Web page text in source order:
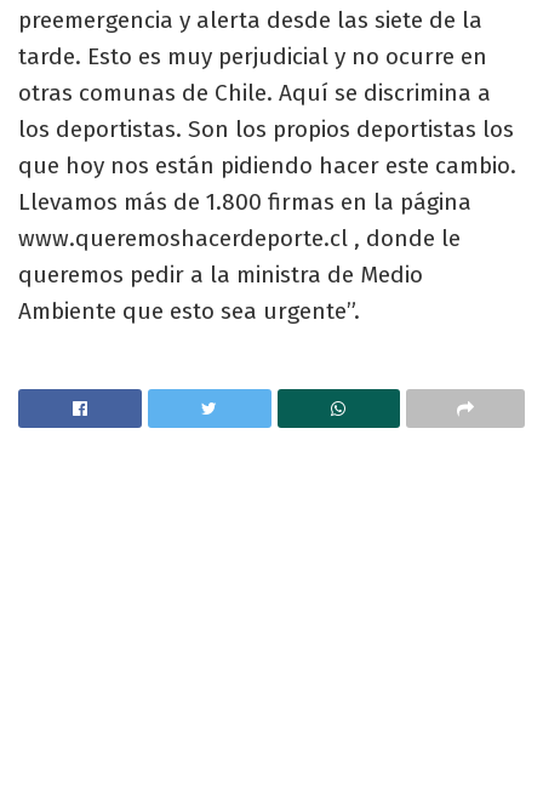
preemergencia y alerta desde las siete de la
tarde. Esto es muy perjudicial y no ocurre en
otras comunas de Chile. Aquí se discrimina a
los deportistas. Son los propios deportistas los
que hoy nos están pidiendo hacer este cambio.
Llevamos más de 1.800 firmas en la página
www.queremoshacerdeporte.cl , donde le
queremos pedir a la ministra de Medio
Ambiente que esto sea urgente”.